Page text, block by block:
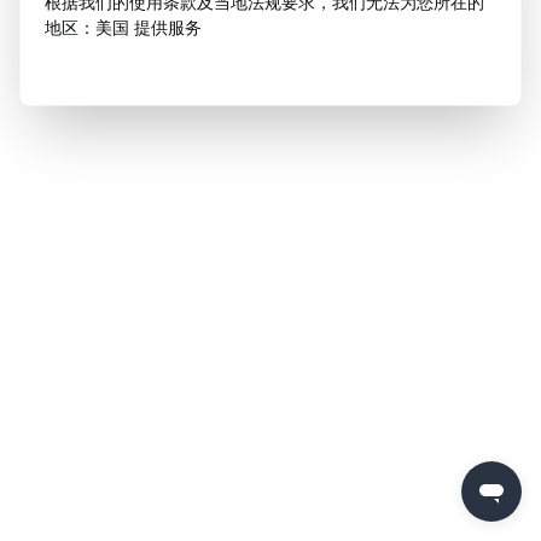
地区：美国 提供服务